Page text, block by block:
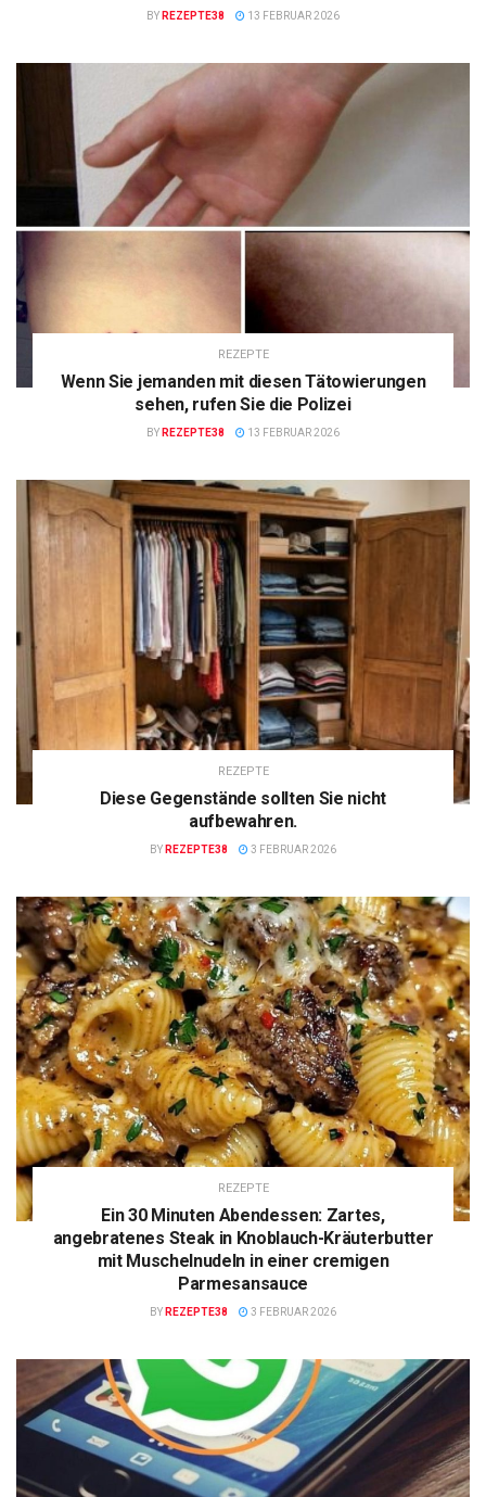
BY REZEPTE38 13 FEBRUAR 2026
REZEPTE
Wenn Sie jemanden mit diesen Tätowierungen
sehen, rufen Sie die Polizei
BY REZEPTE38 13 FEBRUAR 2026
REZEPTE
Diese Gegenstände sollten Sie nicht
aufbewahren.
BY REZEPTE38 3 FEBRUAR 2026
REZEPTE
Ein 30 Minuten Abendessen: Zartes,
angebratenes Steak in Knoblauch-Kräuterbutter
mit Muschelnudeln in einer cremigen
Parmesansauce
BY REZEPTE38 3 FEBRUAR 2026